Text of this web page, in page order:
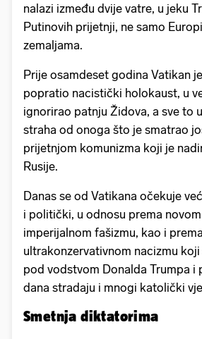
nalazi između dvije vatre, u jeku
Putinovih prijetnji, ne samo
zemaljama.
Prije osamdeset godina Vatikan
popratio nacistički holokaust, u
ignorirao patnju Židova, a sve to
straha od onoga što je smatrao
prijetnjom komunizma koji je
Rusije.
Danas se od Vatikana očekuje
i politički, u odnosu prema
imperijalnom fašizmu, kao i prema
ultrakonzervativnom nacizmu
pod vodstvom Donalda Trumpa i
dana stradaju i mnogi katolički
Smetnja diktatorima